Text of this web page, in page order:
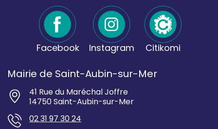
Facebook Instagram Citikomi
Mairie de Saint-Aubin-sur-Mer
41 Rue du Maréchal Joffre
14750 Saint-Aubin-sur-Mer
02 31 97 30 24